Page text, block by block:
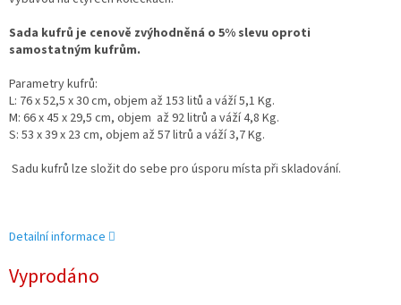
Vyprodáno
Sada kufrů je cenově zvýhodněná o 5% slevu oproti
samostatným kufrům.
Parametry kufrů:
L: 76 x 52,5 x 30 cm, objem až 153 litů a váží 5,1 Kg.
M: 66 x 45 x 29,5 cm, objem až 92 litrů a váží 4,8 Kg.
S: 53 x 39 x 23 cm, objem až 57 litrů a váží 3,7 Kg.
Sadu kufrů lze složit do sebe pro úsporu místa při skladování.
Detailní informace